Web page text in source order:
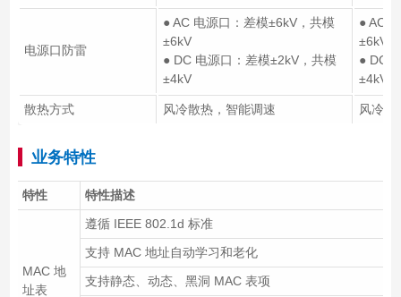
电源口防雷
● AC 电源口：差模±6kV，共模
±6kV
● DC 电源口：差模±2kV，共模
±4kV
● AC
±6kV
● DC
±4kV
散热方式 风冷散热，智能调速 风冷散
业务特性
特性 特性描述
MAC 地
址表
遵循 IEEE 802.1d 标准
支持 MAC 地址自动学习和老化
支持静态、动态、黑洞 MAC 表项